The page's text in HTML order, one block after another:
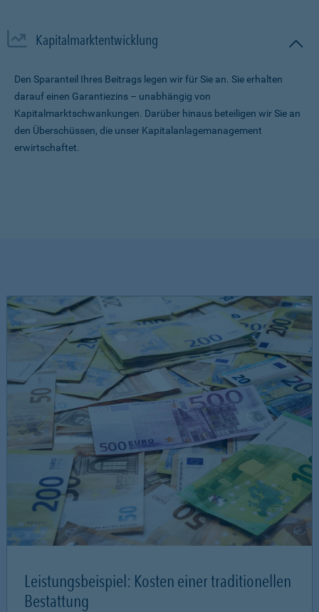
Kapitalmarktentwicklung
Den Sparanteil Ihres Beitrags legen wir für Sie an. Sie erhalten
darauf einen Garantiezins – unabhängig von
Kapitalmarktschwankungen. Darüber hinaus beteiligen wir Sie an
den Überschüssen, die unser Kapitalanlagemanagement
erwirtschaftet.
Leistungsbeispiel: Kosten einer traditionellen
Bestattung